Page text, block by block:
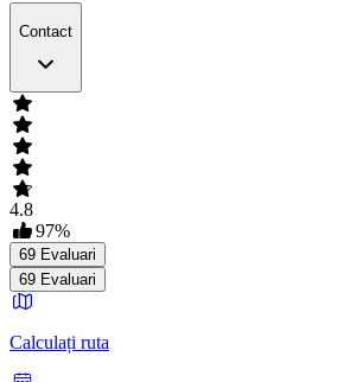
Contact
4.8
97%
69 Evaluari
69 Evaluari
Calculați ruta